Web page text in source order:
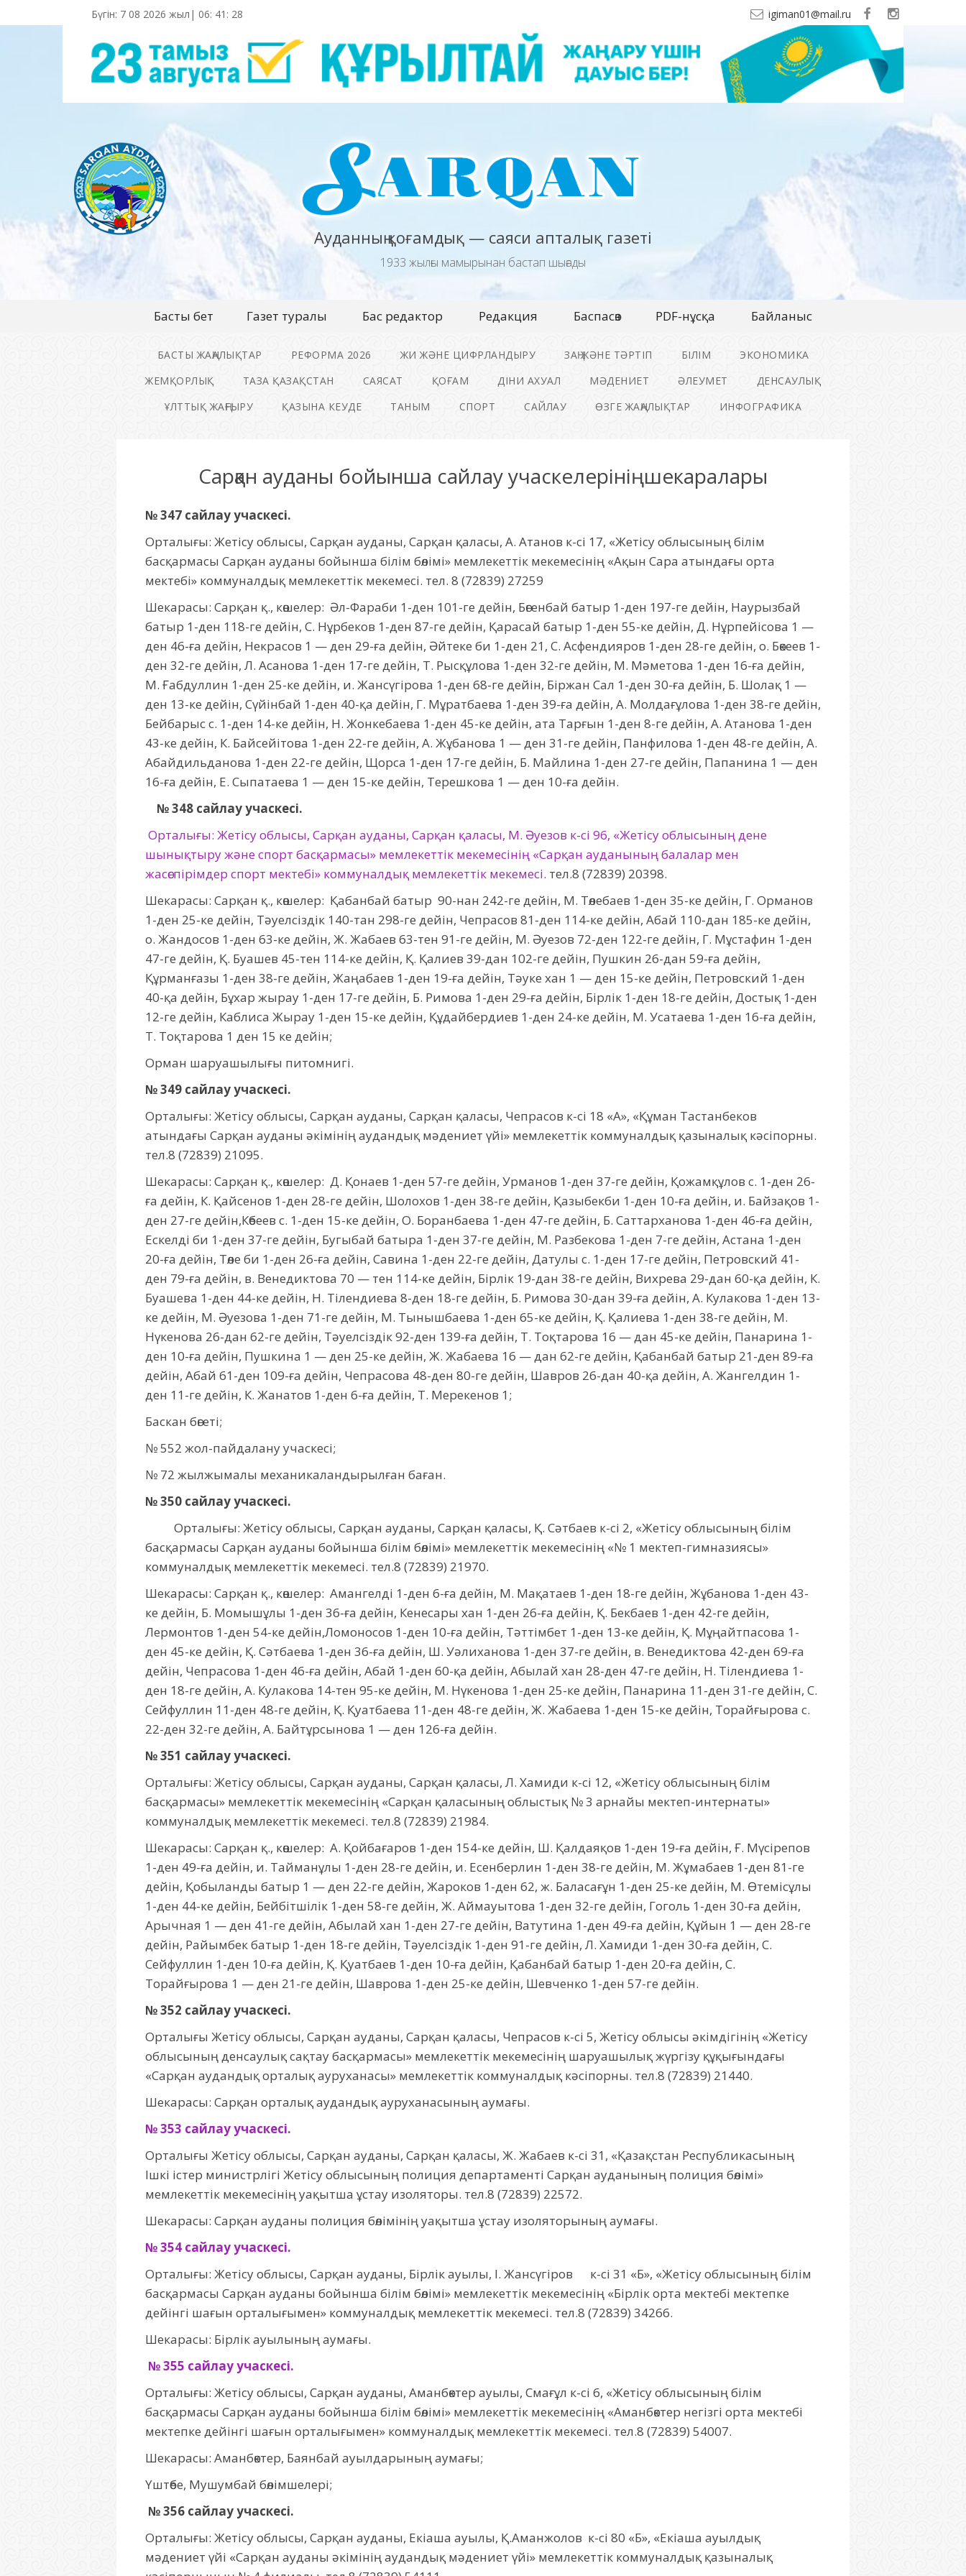
Бүгін: 7 08 2026 жыл| 06: 41 : 29 igiman01@mail.ru
Ауданның қоғамдық — саяси апталық газеті
1933 жылғы мамырынан бастап шығады
Басты бет Газет туралы Бас редактор Редакция Баспасөз PDF-нұсқа Байланыс
БАСТЫ ЖАҢАЛЫҚТАР РЕФОРМА 2026 ЖИ ЖӘНЕ ЦИФРЛАНДЫРУ ЗАҢ ЖӘНЕ ТӘРТІП БІЛІМ
ЭКОНОМИКА
ЖЕМҚОРЛЫҚ
ТАЗА ҚАЗАҚСТАН САЯСАТ ҚОҒАМ ДІНИ АХУАЛ МӘДЕНИЕТ ӘЛЕУМЕТ
ДЕНСАУЛЫҚ
ҰЛТТЫҚ ЖАҢҒЫРУ
ҚАЗЫНА КЕУДЕ ТАНЫМ СПОРТ САЙЛАУ ӨЗГЕ ЖАҢАЛЫҚТАР ИНФОГРАФИКА
Сарқан ауданы бойынша сайлау учаскелерініңшекаралары
№ 347 сайлау учаскесі.
Орталығы: Жетісу облысы, Сарқан ауданы, Сарқан қаласы, А. Атанов к-сі 17, «Жетісу облысының білім
басқармасы Сарқан ауданы бойынша білім бөлімі» мемлекеттік мекемесінің «Ақын Сара атындағы орта
мектебі» коммуналдық мемлекеттік мекемесі. тел. 8 (72839) 27259
Шекарасы: Сарқан қ., көшелер: Әл-Фараби 1-ден 101-ге дейін, Бөгенбай батыр 1-ден 197-ге дейін, Наурызбай
батыр 1-ден 118-ге дейін, С. Нұрбеков 1-ден 87-ге дейін, Қарасай батыр 1-ден 55-ке дейін, Д. Нұрпейісова 1 —
ден 46-ға дейін, Некрасов 1 — ден 29-ға дейін, Әйтеке би 1-ден 21, С. Асфендияров 1-ден 28-ге дейін, о. Бөкеев 1-
ден 32-ге дейін, Л. Асанова 1-ден 17-ге дейін, Т. Рысқұлова 1-ден 32-ге дейін, М. Мәметова 1-ден 16-ға дейін,
М. Ғабдуллин 1-ден 25-ке дейін, и. Жансүгірова 1-ден 68-ге дейін, Біржан Сал 1-ден 30-ға дейін, Б. Шолақ 1 —
ден 13-ке дейін, Сүйінбай 1-ден 40-қа дейін, Г. Мұратбаева 1-ден 39-ға дейін, А. Молдағұлова 1-ден 38-ге дейін,
Бейбарыс с. 1-ден 14-ке дейін, Н. Жонкебаева 1-ден 45-ке дейін, ата Тарғын 1-ден 8-ге дейін, А. Атанова 1-ден
43-ке дейін, К. Байсейітова 1-ден 22-ге дейін, А. Жұбанова 1 — ден 31-ге дейін, Панфилова 1-ден 48-ге дейін, А.
Абайдильданова 1-ден 22-ге дейін, Щорса 1-ден 17-ге дейін, Б. Майлина 1-ден 27-ге дейін, Папанина 1 — ден
16-ға дейін, Е. Сыпатаева 1 — ден 15-ке дейін, Терешкова 1 — ден 10-ға дейін.
№ 348 сайлау учаскесі.
Орталығы: Жетісу облысы, Сарқан ауданы, Сарқан қаласы, М. Әуезов к-сі 96, «Жетісу облысының дене
шынықтыру және спорт басқармасы» мемлекеттік мекемесінің «Сарқан ауданының балалар мен
жасөспірімдер спорт мектебі» коммуналдық мемлекеттік мекемесі. тел.8 (72839) 20398.
Шекарасы: Сарқан қ., көшелер: Қабанбай батыр 90-нан 242-ге дейін, М. Төлебаев 1-ден 35-ке дейін, Г. Орманов
1-ден 25-ке дейін, Тәуелсіздік 140-тан 298-ге дейін, Чепрасов 81-ден 114-ке дейін, Абай 110-дан 185-ке дейін,
о. Жандосов 1-ден 63-ке дейін, Ж. Жабаев 63-тен 91-ге дейін, М. Әуезов 72-ден 122-ге дейін, Г. Мұстафин 1-ден
47-ге дейін, Қ. Буашев 45-тен 114-ке дейін, Қ. Қалиев 39-дан 102-ге дейін, Пушкин 26-дан 59-ға дейін,
Құрманғазы 1-ден 38-ге дейін, Жаңабаев 1-ден 19-ға дейін, Тәуке хан 1 — ден 15-ке дейін, Петровский 1-ден
40-қа дейін, Бұхар жырау 1-ден 17-ге дейін, Б. Римова 1-ден 29-ға дейін, Бірлік 1-ден 18-ге дейін, Достық 1-ден
12-ге дейін, Каблиса Жырау 1-ден 15-ке дейін, Құдайбердиев 1-ден 24-ке дейін, М. Усатаева 1-ден 16-ға дейін,
Т. Тоқтарова 1 ден 15 ке дейін;
Орман шаруашылығы питомнигі.
№ 349 сайлау учаскесі.
Орталығы: Жетісу облысы, Сарқан ауданы, Сарқан қаласы, Чепрасов к-сі 18 «А», «Құман Тастанбеков
атындағы Сарқан ауданы әкімінің аудандық мәдениет үйі» мемлекеттік коммуналдық қазыналық кәсіпорны.
тел.8 (72839) 21095.
Шекарасы: Сарқан қ., көшелер: Д. Қонаев 1-ден 57-ге дейін, Урманов 1-ден 37-ге дейін, Қожамқұлов с. 1-ден 26-
ға дейін, К. Қайсенов 1-ден 28-ге дейін, Шолохов 1-ден 38-ге дейін, Қазыбекби 1-ден 10-ға дейін, и. Байзақов 1-
ден 27-ге дейін,Көбеев с. 1-ден 15-ке дейін, О. Боранбаева 1-ден 47-ге дейін, Б. Саттарханова 1-ден 46-ға дейін,
Ескелді би 1-ден 37-ге дейін, Бугыбай батыра 1-ден 37-ге дейін, М. Разбекова 1-ден 7-ге дейін, Астана 1-ден
20-ға дейін, Төле би 1-ден 26-ға дейін, Савина 1-ден 22-ге дейін, Датулы с. 1-ден 17-ге дейін, Петровский 41-
ден 79-ға дейін, в. Венедиктова 70 — тен 114-ке дейін, Бірлік 19-дан 38-ге дейін, Вихрева 29-дан 60-қа дейін, К.
Буашева 1-ден 44-ке дейін, Н. Тілендиева 8-ден 18-ге дейін, Б. Римова 30-дан 39-ға дейін, А. Кулакова 1-ден 13-
ке дейін, М. Әуезова 1-ден 71-ге дейін, М. Тынышбаева 1-ден 65-ке дейін, Қ. Қалиева 1-ден 38-ге дейін, М.
Нүкенова 26-дан 62-ге дейін, Тәуелсіздік 92-ден 139-ға дейін, Т. Тоқтарова 16 — дан 45-ке дейін, Панарина 1-
ден 10-ға дейін, Пушкина 1 — ден 25-ке дейін, Ж. Жабаева 16 — дан 62-ге дейін, Қабанбай батыр 21-ден 89-ға
дейін, Абай 61-ден 109-ға дейін, Чепрасова 48-ден 80-ге дейін, Шавров 26-дан 40-қа дейін, А. Жангелдин 1-
ден 11-ге дейін, К. Жанатов 1-ден 6-ға дейін, Т. Мерекенов 1;
Баскан бөгеті;
№ 552 жол-пайдалану учаскесі;
№ 72 жылжымалы механикаландырылған баған.
№ 350 сайлау учаскесі.
Орталығы: Жетісу облысы, Сарқан ауданы, Сарқан қаласы, Қ. Сәтбаев к-сі 2, «Жетісу облысының білім
басқармасы Сарқан ауданы бойынша білім бөлімі» мемлекеттік мекемесінің «№ 1 мектеп-гимназиясы»
коммуналдық мемлекеттік мекемесі. тел.8 (72839) 21970.
Шекарасы: Сарқан қ., көшелер: Амангелді 1-ден 6-ға дейін, М. Мақатаев 1-ден 18-ге дейін, Жұбанова 1-ден 43-
ке дейін, Б. Момышұлы 1-ден 36-ға дейін, Кенесары хан 1-ден 26-ға дейін, Қ. Бекбаев 1-ден 42-ге дейін,
Лермонтов 1-ден 54-ке дейін,Ломоносов 1-ден 10-ға дейін, Тәттімбет 1-ден 13-ке дейін, Қ. Мұңайтпасова 1-
ден 45-ке дейін, Қ. Сәтбаева 1-ден 36-ға дейін, Ш. Уәлиханова 1-ден 37-ге дейін, в. Венедиктова 42-ден 69-ға
дейін, Чепрасова 1-ден 46-ға дейін, Абай 1-ден 60-қа дейін, Абылай хан 28-ден 47-ге дейін, Н. Тілендиева 1-
ден 18-ге дейін, А. Кулакова 14-тен 95-ке дейін, М. Нүкенова 1-ден 25-ке дейін, Панарина 11-ден 31-ге дейін, С.
Сейфуллин 11-ден 48-ге дейін, Қ. Қуатбаева 11-ден 48-ге дейін, Ж. Жабаева 1-ден 15-ке дейін, Торайғырова с.
22-ден 32-ге дейін, А. Байтұрсынова 1 — ден 126-ға дейін.
№ 351 сайлау учаскесі.
Орталығы: Жетісу облысы, Сарқан ауданы, Сарқан қаласы, Л. Хамиди к-сі 12, «Жетісу облысының білім
басқармасы» мемлекеттік мекемесінің «Сарқан қаласының облыстық № 3 арнайы мектеп-интернаты»
коммуналдық мемлекеттік мекемесі. тел.8 (72839) 21984.
Шекарасы: Сарқан қ., көшелер: А. Қойбағаров 1-ден 154-ке дейін, Ш. Қалдаяқов 1-ден 19-ға дейін, Ғ. Мүсірепов
1-ден 49-ға дейін, и. Тайманұлы 1-ден 28-ге дейін, и. Есенберлин 1-ден 38-ге дейін, М. Жұмабаев 1-ден 81-ге
дейін, Қобыланды батыр 1 — ден 22-ге дейін, Жароков 1-ден 62, ж. Баласағұн 1-ден 25-ке дейін, М. Өтемісұлы
1-ден 44-ке дейін, Бейбітшілік 1-ден 58-ге дейін, Ж. Аймауытова 1-ден 32-ге дейін, Гоголь 1-ден 30-ға дейін,
Арычная 1 — ден 41-ге дейін, Абылай хан 1-ден 27-ге дейін, Ватутина 1-ден 49-ға дейін, Құйын 1 — ден 28-ге
дейін, Райымбек батыр 1-ден 18-ге дейін, Тәуелсіздік 1-ден 91-ге дейін, Л. Хамиди 1-ден 30-ға дейін, С.
Сейфуллин 1-ден 10-ға дейін, Қ. Қуатбаев 1-ден 10-ға дейін, Қабанбай батыр 1-ден 20-ға дейін, С.
Торайғырова 1 — ден 21-ге дейін, Шаврова 1-ден 25-ке дейін, Шевченко 1-ден 57-ге дейін.
№ 352 сайлау учаскесі.
Орталығы Жетісу облысы, Сарқан ауданы, Сарқан қаласы, Чепрасов к-сі 5, Жетісу облысы әкімдігінің «Жетісу
облысының денсаулық сақтау басқармасы» мемлекеттік мекемесінің шаруашылық жүргізу құқығындағы
«Сарқан аудандық орталық ауруханасы» мемлекеттік коммуналдық кәсіпорны. тел.8 (72839) 21440.
Шекарасы: Сарқан орталық аудандық ауруханасының аумағы.
№ 353 сайлау учаскесі.
Орталығы Жетісу облысы, Сарқан ауданы, Сарқан қаласы, Ж. Жабаев к-сі 31, «Қазақстан Республикасының
Ішкі істер министрлігі Жетісу облысының полиция департаменті Сарқан ауданының полиция бөлімі»
мемлекеттік мекемесінің уақытша ұстау изоляторы. тел.8 (72839) 22572.
Шекарасы: Сарқан ауданы полиция бөлімінің уақытша ұстау изоляторының аумағы.
№ 354 сайлау учаскесі.
Орталығы: Жетісу облысы, Сарқан ауданы, Бірлік ауылы, І. Жансүгіров к-сі 31 «Б», «Жетісу облысының білім
басқармасы Сарқан ауданы бойынша білім бөлімі» мемлекеттік мекемесінің «Бірлік орта мектебі мектепке
дейінгі шағын орталығымен» коммуналдық мемлекеттік мекемесі. тел.8 (72839) 34266.
Шекарасы: Бірлік ауылының аумағы.
№ 355 сайлау учаскесі.
Орталығы: Жетісу облысы, Сарқан ауданы, Аманбөктер ауылы, Смағұл к-сі 6, «Жетісу облысының білім
басқармасы Сарқан ауданы бойынша білім бөлімі» мемлекеттік мекемесінің «Аманбөктер негізгі орта мектебі
мектепке дейінгі шағын орталығымен» коммуналдық мемлекеттік мекемесі. тел.8 (72839) 54007.
Шекарасы: Аманбөктер, Баянбай ауылдарының аумағы;
Үштөбе, Мушумбай бөлімшелері;
№ 356 сайлау учаскесі.
Орталығы: Жетісу облысы, Сарқан ауданы, Екіаша ауылы, Қ.Аманжолов к-сі 80 «Б», «Екіаша ауылдық
мәдениет үйі «Сарқан ауданы әкімінің аудандық мәдениет үйі» мемлекеттік коммуналдық қазыналық